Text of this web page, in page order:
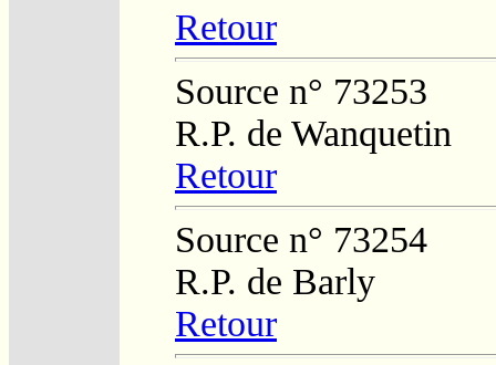
Retour
Source n° 73253
R.P. de Wanquetin
Retour
Source n° 73254
R.P. de Barly
Retour